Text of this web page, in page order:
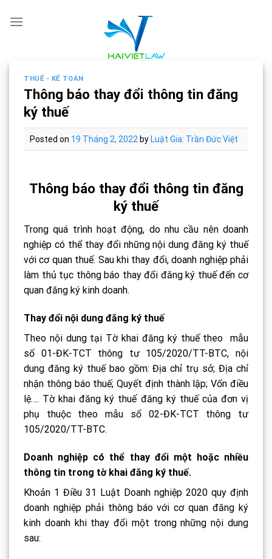
THUẾ - KẾ TOÁN
Thông báo thay đổi thông tin đăng
ký thuế
Posted on 19 Tháng 2, 2022 by Luật Gia: Trần Đức Việt
Thông báo thay đổi thông tin đăng
ký thuế
Trong quá trình hoạt động, do nhu cầu nên doanh
nghiệp có thể thay đổi những nội dung đăng ký thuế
với cơ quan thuế. Sau khi thay đổi, doanh nghiệp phải
làm thủ tục thông báo thay đổi đăng ký thuế đến cơ
quan đăng ký kinh doanh.
Thay đổi nội dung đăng ký thuế
Theo nội dung tại Tờ khai đăng ký thuế theo mẫu
số 01-ĐK-TCT thông tư 105/2020/TT-BTC, nội
dung đăng ký thuế bao gồm: Địa chỉ trụ sở; Địa chỉ
nhận thông báo thuế; Quyết định thành lập; Vốn điều
lệ…. Tờ khai đăng ký thuế đăng ký thuế của đơn vị
phụ thuộc theo mẫu số 02-ĐK-TCT thông tư
105/2020/TT-BTC.
Doanh nghiệp có thể thay đổi một hoặc nhiều
thông tin trong tờ khai đăng ký thuế.
Khoản 1 Điều 31 Luật Doanh nghiệp 2020 quy định
doanh nghiệp phải thông báo với cơ quan đăng ký
kinh doanh khi thay đổi một trong những nội dung
sau: